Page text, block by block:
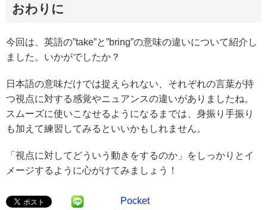
おわりに
今回は、英語の”take”と”bring”の意味の違いについて紹介し
ました。いかがでしたか？
日本語の意味だけでは捉えられない、それぞれの言葉が持
つ視点に対する感覚やニュアンスの違いがありましたね。
スムーズに使いこなせるようになるまでは、身振り手振り
も加えて練習してみるといいかもしれません。
「視点に対してどういう動きをするのか」をしっかりとイ
メージするように心がけてみましょう！
Pocket